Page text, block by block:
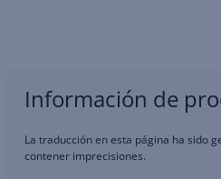
Información de
La traducción en esta página ha sido
contener imprecisiones.